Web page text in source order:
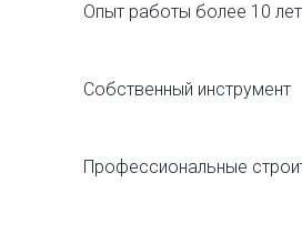
Опыт работы более 10 лет
Собственный инструмент
Профессиональные